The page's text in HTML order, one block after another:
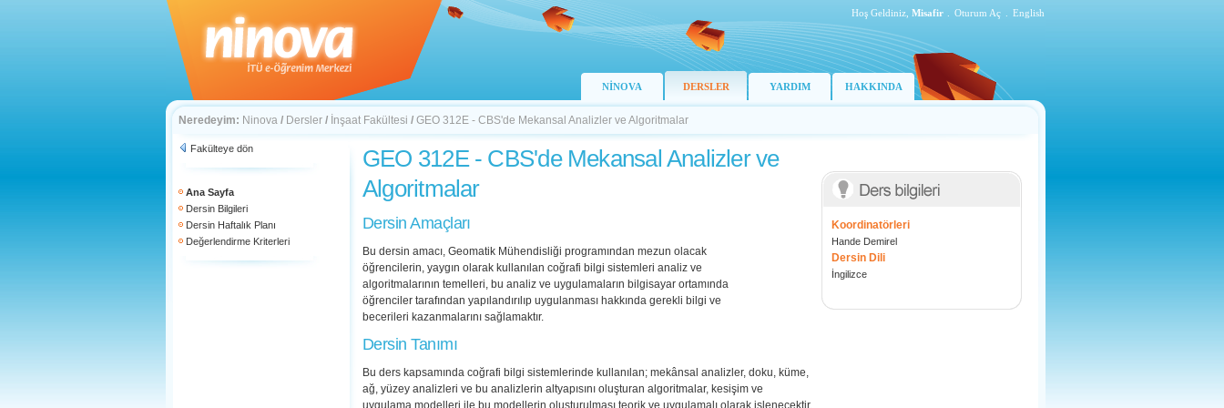
Hoş Geldiniz, Misafir Oturum Aç English
NİNOVA DERSLER YARDIM HAKKINDA
Neredeyim: Ninova / Dersler / İnşaat Fakültesi / GEO 312E - CBS'de Mekansal Analizler ve Algoritmalar
Fakülteye dön
Ana Sayfa
Dersin Bilgileri
Dersin Haftalık Planı
Değerlendirme Kriterleri
GEO 312E - CBS'de Mekansal Analizler ve
Algoritmalar
Dersin Amaçları
Bu dersin amacı, Geomatik Mühendisliği programından mezun olacak
öğrencilerin, yaygın olarak kullanılan coğrafi bilgi sistemleri analiz ve
algoritmalarının temelleri, bu analiz ve uygulamaların bilgisayar ortamında
öğrenciler tarafından yapılandırılıp uygulanması hakkında gerekli bilgi ve
becerileri kazanmalarını sağlamaktır.
Dersin Tanımı
Bu ders kapsamında coğrafi bilgi sistemlerinde kullanılan; mekânsal analizler, doku, küme,
ağ, yüzey analizleri ve bu analizlerin altyapısını oluşturan algoritmalar, kesişim ve
uygulama modelleri ile bu modellerin oluşturulması teorik ve uygulamalı olarak işlenecektir.
Koordinatörleri
Hande Demirel
Dersin Dili
İngilizce